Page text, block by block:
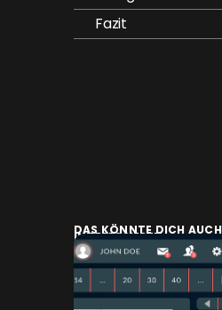
Fazit
DAS KÖNNTE DICH AUCH
INTERESSIEREN: